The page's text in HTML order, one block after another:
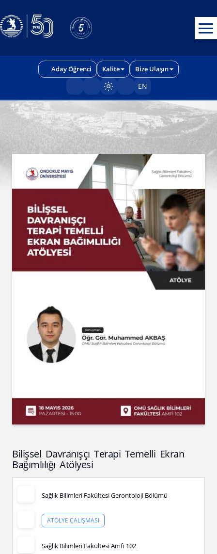
Aday Öğrenci Kalite Bize Ulaşın
Sayfayı karart/aç
EN
Bilişsel Davranışçı Terapi Temelli Ekran
Bağımlılığı Atölyesi
Sağlık Bilimleri Fakültesi Gerontoloji Bölümü
ATÖLYE ÇALIŞMASI
Sağlık Bilimleri Fakültesi Amfi 102